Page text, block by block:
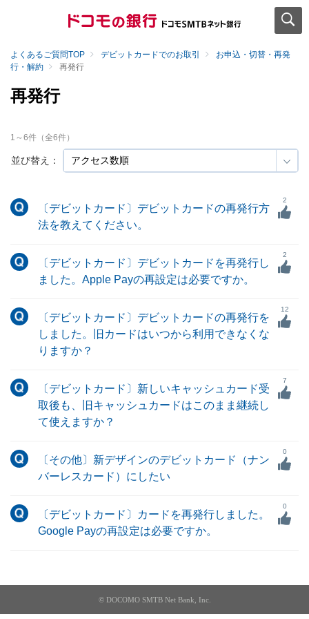
よくあるご質問TOP デビットカードでのお取引
お申込・切替・再発
行・解約
再発行
再発行
並び替え：
1 ～6件（全6件）
〔デビットカード〕デビットカードの再発行方
法を教えてください。
2
〔デビットカード〕デビットカードを再発行し
ました。Apple Payの再設定は必要ですか。
2
〔デビットカード〕デビットカードの再発行を
しました。旧カードはいつから利用できなくな
りますか？
12
〔デビットカード〕新しいキャッシュカード受
取後も、旧キャッシュカードはこのまま継続し
て使えますか？
7
〔その他〕新デザインのデビットカード（ナン
バーレスカード）にしたい
0
〔デビットカード〕カードを再発行しました。
Google Payの再設定は必要ですか。
0
© DOCOMO SMTB Net Bank, Inc.